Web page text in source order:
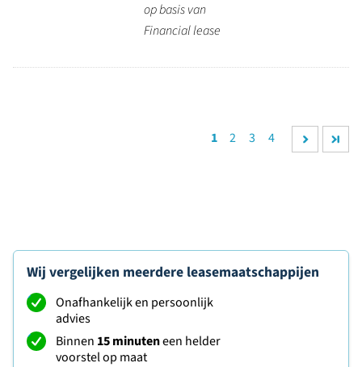
op basis van
Financial lease
1 2 3 4
Wij vergelijken meerdere leasemaatschappijen
Onafhankelijk en persoonlijk
advies
Binnen 15 minuteneen helder
voorstel op maat